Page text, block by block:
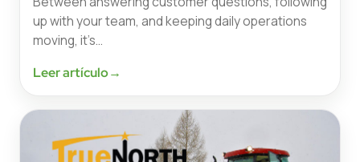
up with your team, and keeping daily operations
moving, it’s…
Leer artículo→